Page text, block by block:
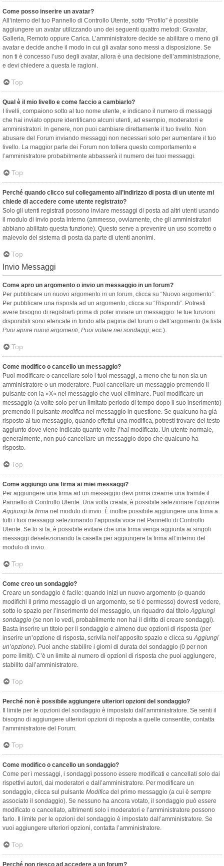
Come posso inserire un avatar?
All’interno del tuo Pannello di Controllo Utente, sotto “Profilo” è possibile
aggiungere un avatar utilizzando uno dei seguenti quattro metodi: Gravatar,
Galleria, Remoto oppure Carica. L’amministratore decide se abilitare o meno gli
avatar e decide anche il modo in cui gli avatar sono messi a disposizione. Se
non ti è concesso l’uso degli avatar, allora è una decisione dell’amministrazione,
e devi chiedere a questa le ragioni.
Top
Qual è il mio livello e come faccio a cambiarlo?
I livelli, compaiono sotto al tuo nome utente, e indicano il numero di messaggi
che hai inviato oppure identificano alcuni utenti, ad esempio, moderatori e
amministratori. In genere, non puoi cambiare direttamente il tuo livello. Non
abusare del Forum inviando messaggi non necessari solo per aumentare il tuo
livello. La maggior parte dei Forum non tollera questo comportamento e
l’amministratore probabilmente abbasserà il numero dei tuoi messaggi.
Top
Perché quando clicco sul collegamento all’indirizzo di posta di un utente mi
chiede di accedere come utente registrato?
Solo gli utenti registrati possono inviare messaggi di posta ad altri utenti usando
il modulo di invio posta interno (ammesso, ovviamente, che gli amministratori
abbiano abilitato questa funzione). Questo serve a prevenire un uso scorretto o
malevolo del sistema di posta da parte di utenti anonimi.
Top
Invio Messaggi
Come apro un argomento o invio un messaggio in un forum?
Per pubblicare un nuovo argomento in un forum, clicca su “Nuovo argomento”.
Per pubblicare una risposta ad un argomento, clicca su “Rispondi”. Potresti
avere bisogno di registrarti prima di poter inviare un messaggio: le tue funzioni
disponibili sono elencate in fondo alla pagina del forum o dell’argomento (la lista
Puoi aprire nuovi argomenti, Puoi votare nei sondaggi, ecc.).
Top
Come modifico o cancello un messaggio?
Puoi modificare o cancellare solo i tuoi messaggi, a meno che tu non sia un
amministratore o un moderatore. Puoi cancellare un messaggio premendo il
pulsante con la «X» nel messaggio che vuoi eliminare. Puoi modificare un
messaggio (a volte solo per un limitato periodo di tempo dopo il suo inserimento)
premendo il pulsante modifica nel messaggio in questione. Se qualcuno ha già
risposto al tuo messaggio, quando effettui una modifica, potresti trovare del testo
aggiunto dove viene indicato quante volte l’hai modificato. Un utente normale,
generalmente, non può cancellare un messaggio dopo che qualcuno ha
risposto.
Top
Come aggiungo una firma ai miei messaggi?
Per aggiungere una firma ad un messaggio devi prima crearne una tramite il
Pannello di Controllo Utente. Una volta creata, è possibile selezionare l’opzione
Aggiungi la firma nel modulo di invio. È inoltre possibile aggiungere una firma a
tutti i tuoi messaggi selezionando l’apposita voce nel Pannello di Controllo
Utente. Se lo si fa, è possibile evitare che una firma venga aggiunta ai singoli
messaggi deselezionando la casella per aggiungere la firma all’interno del
modulo di invio.
Top
Come creo un sondaggio?
Creare un sondaggio è facile: quando inizi un nuovo argomento (o quando
modifichi il primo messaggio di un argomento, se ti è permesso) dovresti vedere,
sotto lo spazio per l’inserimento del messaggio, un riquadro dal titoloAggiungi
sondaggio (se non lo vedi, probabilmente non hai il diritto di creare sondaggi).
Basta inserire un titolo per il sondaggio e almeno due opzioni di risposta (per
inserire un’opzione di risposta, scrivila nell’apposito spazio e clicca suAggiungi
un’opzione). Puoi anche stabilire i giorni di durata del sondaggio (0 per non
porre limiti). C’è un limite al numero di opzioni di risposta che puoi aggiungere,
stabilito dall’amministratore.
Top
Perché non è possibile aggiungere ulteriori opzioni del sondaggio?
Il limite per le opzioni del sondaggio è impostato dall’amministratore. Se senti il
bisogno di aggiungere ulteriori opzioni di risposta a quelle consentite, contatta
l’amministratore del Forum.
Top
Come modifico o cancello un sondaggio?
Come per i messaggi, i sondaggi possono essere modificati e cancellati solo dai
rispettivi autori, dai moderatori e dall’amministratore. Per modificare un
sondaggio, clicca sul pulsante Modifica del primo messaggio (a cui è sempre
associato il sondaggio). Se nessuno ha ancora votato, il sondaggio può essere
modificato o cancellato, altrimenti solo i moderatori e l’amministratore possono
farlo. Il limite per le opzioni del sondaggio è impostato dall’amministratore. Se
vuoi aggiungere ulteriori opzioni, contatta l’amministratore.
Top
Perché non riesco ad accedere a un forum?